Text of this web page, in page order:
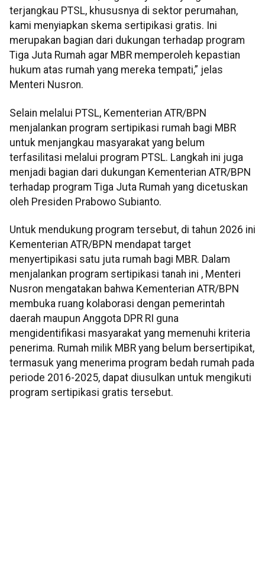
terjangkau PTSL, khususnya di sektor perumahan,
kami menyiapkan skema sertipikasi gratis. Ini
merupakan bagian dari dukungan terhadap program
Tiga Juta Rumah agar MBR memperoleh kepastian
hukum atas rumah yang mereka tempati,” jelas
Menteri Nusron.
Selain melalui PTSL, Kementerian ATR/BPN
menjalankan program sertipikasi rumah bagi MBR
untuk menjangkau masyarakat yang belum
terfasilitasi melalui program PTSL. Langkah ini juga
menjadi bagian dari dukungan Kementerian ATR/BPN
terhadap program Tiga Juta Rumah yang dicetuskan
oleh Presiden Prabowo Subianto.
Untuk mendukung program tersebut, di tahun 2026 ini
Kementerian ATR/BPN mendapat target
menyertipikasi satu juta rumah bagi MBR. Dalam
menjalankan program sertipikasi tanah ini , Menteri
Nusron mengatakan bahwa Kementerian ATR/BPN
membuka ruang kolaborasi dengan pemerintah
daerah maupun Anggota DPR RI guna
mengidentifikasi masyarakat yang memenuhi kriteria
penerima. Rumah milik MBR yang belum bersertipikat,
termasuk yang menerima program bedah rumah pada
periode 2016-2025, dapat diusulkan untuk mengikuti
program sertipikasi gratis tersebut.